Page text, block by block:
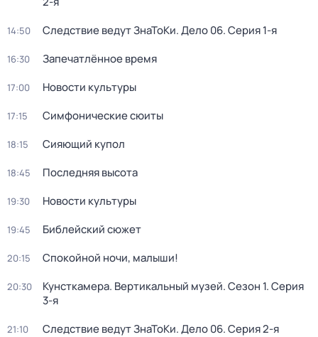
14:50 Следствие ведут ЗнаТоКи. Дело 06. Серия 1-я
16:30 Запечатлённое время
17:00 Новости культуры
17:15 Симфонические сюиты
18:15 Сияющий купол
18:45 Последняя высота
19:30 Новости культуры
19:45 Библейский сюжет
20:15 Спокойной ночи, малыши!
20:30 Кунсткамера. Вертикальный музей. Сезон 1. Серия
3-я
21:10 Следствие ведут ЗнаТоКи. Дело 06. Серия 2-я